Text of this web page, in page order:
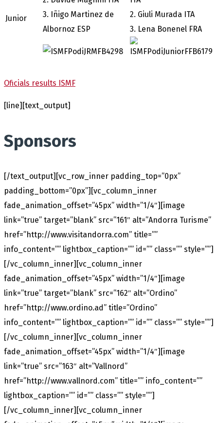
Junior
3. Iñigo Martinez de
Albornoz ESP
2. Giuli Murada ITA
3. Lena Bonenel FRA
Oficials results ISMF
[line][text_output]
Sponsors
[/text_output][vc_row_inner padding_top=”0px”
padding_bottom=”0px”][vc_column_inner
fade_animation_offset=”45px” width=”1/4″][image
link=”true” target=”blank” src=”161″ alt=”Andorra Turisme”
href=”http://www.visitandorra.com” title=””
info_content=”” lightbox_caption=”” id=”” class=”” style=””]
[/vc_column_inner][vc_column_inner
fade_animation_offset=”45px” width=”1/4″][image
link=”true” target=”blank” src=”162″ alt=”Ordino”
href=”http://www.ordino.ad” title=”Ordino”
info_content=”” lightbox_caption=”” id=”” class=”” style=””]
[/vc_column_inner][vc_column_inner
fade_animation_offset=”45px” width=”1/4″][image
link=”true” src=”163″ alt=”Vallnord”
href=”http://www.vallnord.com” title=”” info_content=””
lightbox_caption=”” id=”” class=”” style=””]
[/vc_column_inner][vc_column_inner